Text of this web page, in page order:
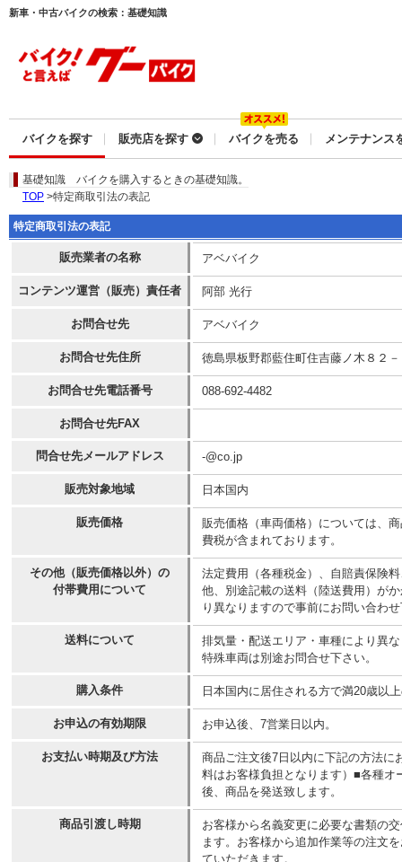
新車・中古バイクの検索：基礎知識
バイクを探す 販売店を探す バイクを売る メンテナンス
基礎知識 バイクを購入するときの基礎知識。
TOP >特定商取引法の表記
特定商取引法の表記
販売業者の名称 アベバイク
コンテンツ運営（販売）責任者 阿部 光行
お問合せ先 アベバイク
お問合せ先住所 徳島県板野郡藍住町住吉藤ノ木８２
お問合せ先電話番号 088-692-4482
お問合せ先FAX
問合せ先メールアドレス -@co.jp
販売対象地域 日本国内
販売価格
販売価格（車両価格）については、
費税が含まれております。
その他（販売価格以外）の
付帯費用について
法定費用（各種税金）、自賠責保険
他、別途記載の送料（陸送費用）が
り異なりますので事前にお問い合わ
送料について
排気量・配送エリア・車種により異
特殊車両は別途お問合せ下さい。
購入条件 日本国内に居住される方で満20歳以
お申込の有効期限 お申込後、7営業日以内。
お支払い時期及び方法
商品ご注文後7日以内に下記の方法に
料はお客様負担となります）■各種オ
後、商品を発送致します。
商品引渡し時期
お客様から名義変更に必要な書類の
ます。お客様から追加作業等の注文
ていただきます。